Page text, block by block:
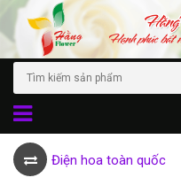
Điện hoa toàn quốc